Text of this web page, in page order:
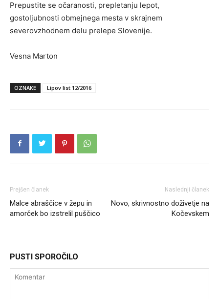
Prepustite se očaranosti, prepletanju lepot,
gostoljubnosti obmejnega mesta v skrajnem
severovzhodnem delu prelepe Slovenije.
Vesna Marton
OZNAKE Lipov list 12/2016
Prejšen članek
Malce abraščice v žepu in
amorček bo izstrelil puščico
Naslednji članek
Novo, skrivnostno doživetje na
Kočevskem
PUSTI SPOROČILO